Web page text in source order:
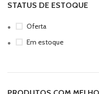
STATUS DE ESTOQUE
Oferta
Em estoque